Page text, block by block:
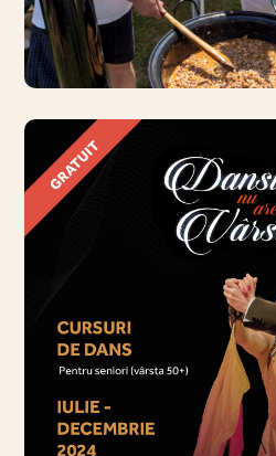
Un weekend cu miros de
gulyaș la Sibiu
8 iulie 2024